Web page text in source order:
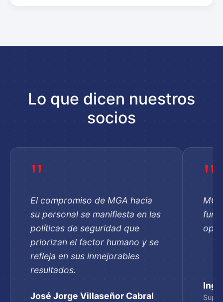
Lo que dicen nuestros
socios
"
El compromiso de MGA hacia
su personal se manifiesta en las
políticas de seguridad que
priorizan el factor humano y se
refleja en sus inmejorables
resultados.
José Jorge Villaseñor Cabral
"
Ing